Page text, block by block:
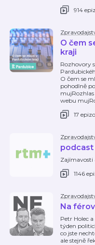
914
O čem
kraji
Rozhovory
O čem se
pohodlně
webu
17
podcast
Zajímavosti
1146
Na
Petr Holec
týden
co jste
ale stejně